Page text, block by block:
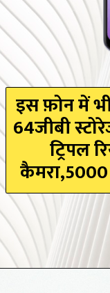
इस फ़ोन में
64जीबी
ट्रिपल